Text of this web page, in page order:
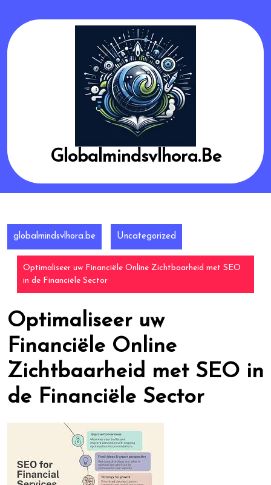
content
Globalmindsvlhora.be
globalmindsvlhora.be Uncategorized
Optimaliseer uw Financiële Online Zichtbaarheid met SEO
in de Financiële Sector
Optimaliseer uw
Financiële Online
Zichtbaarheid met SEO in
de Financiële Sector